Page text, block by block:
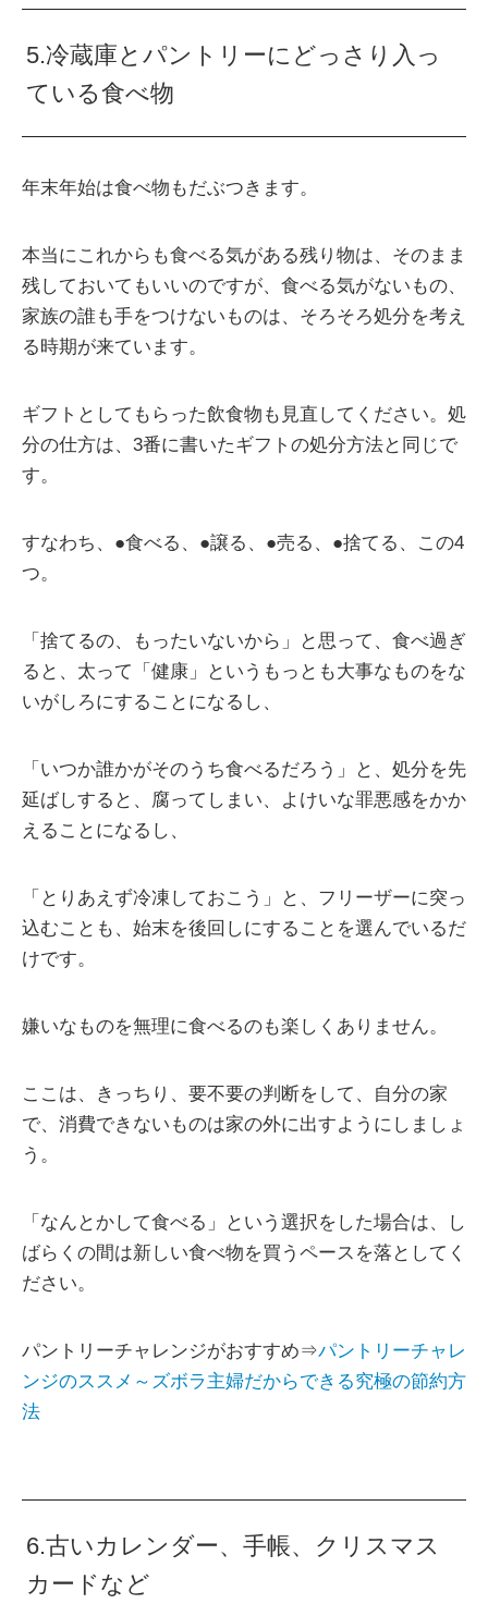
5.冷蔵庫とパントリーにどっさり入っ
ている食べ物
年末年始は食べ物もだぶつきます。
本当にこれからも食べる気がある残り物は、そのまま
残しておいてもいいのですが、食べる気がないもの、
家族の誰も手をつけないものは、そろそろ処分を考え
る時期が来ています。
ギフトとしてもらった飲食物も見直してください。処
分の仕方は、3番に書いたギフトの処分方法と同じで
す。
すなわち、●食べる、●譲る、●売る、●捨てる、この4
つ。
「捨てるの、もったいないから」と思って、食べ過ぎ
ると、太って「健康」というもっとも大事なものをな
いがしろにすることになるし、
「いつか誰かがそのうち食べるだろう」と、処分を先
延ばしすると、腐ってしまい、よけいな罪悪感をかか
えることになるし、
「とりあえず冷凍しておこう」と、フリーザーに突っ
込むことも、始末を後回しにすることを選んでいるだ
けです。
嫌いなものを無理に食べるのも楽しくありません。
ここは、きっちり、要不要の判断をして、自分の家
で、消費できないものは家の外に出すようにしましょ
う。
「なんとかして食べる」という選択をした場合は、し
ばらくの間は新しい食べ物を買うペースを落としてく
ださい。
パントリーチャレンジがおすすめ⇒パントリーチャレ
ンジのススメ～ズボラ主婦だからできる究極の節約方
法
6.古いカレンダー、手帳、クリスマス
カードなど